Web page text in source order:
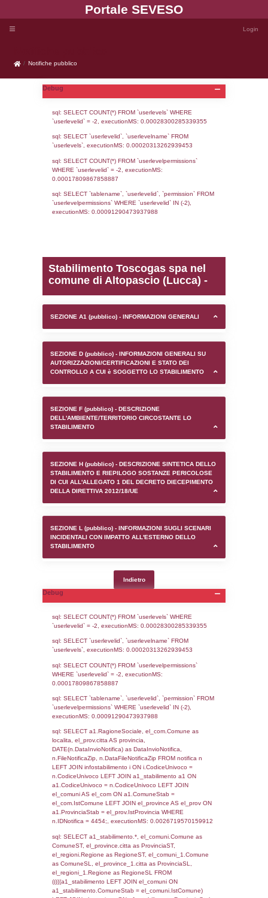
Portale
Notifiche pubblico
Notifiche pubblico
Debug
sql: SELECT COUNT(*) FROM `userlevels`
sql: SELECT `userlevelid`, `userlevelname`
0.00017809867858887
sql: SELECT `tablename`, `userlevelid`,
`userlevelpermissions` WHERE `userlevelid`
executionMS: 0.00091290473937988
Stabilimento Toscogas
comune di Altopascio
SEZIONE A1 (pubblico) - INFORMAZIONI
SEZIONE D (pubblico) - INFORMAZIONI
AUTORIZZAZIONI/CERTIFICAZIONI E
CONTROLLO A CUI è SOGGETTO LO
SEZIONE F (pubblico) - DESCRIZIONE
DELL'AMBIENTE/TERRITORIO
SEZIONE H (pubblico) - DESCRIZIONE
STABILIMENTO E RIEPILOGO SOSTANZE
DI CUI ALL'ALLEGATO 1 DEL DECRETO
DELLA DIRETTIVA 2012/18/UE
SEZIONE L (pubblico) - INFORMAZIONI
INCIDENTALI CON IMPATTO
STABILIMENTO
Indietro